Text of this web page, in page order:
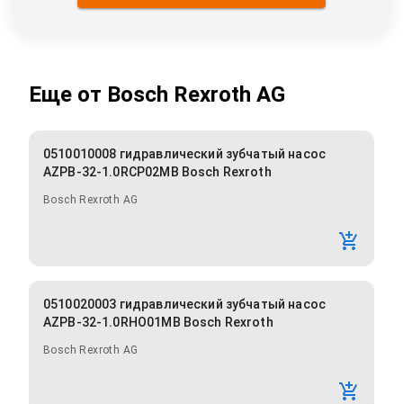
Еще от Bosch Rexroth AG
0510010008 гидравлический зубчатый насос
AZPB-32-1.0RCP02MB Bosch Rexroth
Bosch Rexroth AG
0510020003 гидравлический зубчатый насос
AZPB-32-1.0RHO01MB Bosch Rexroth
Bosch Rexroth AG